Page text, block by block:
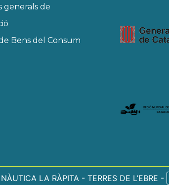
generals de
Bens del Consum
LA RÀPITA - TERRES DE L’EBRE -